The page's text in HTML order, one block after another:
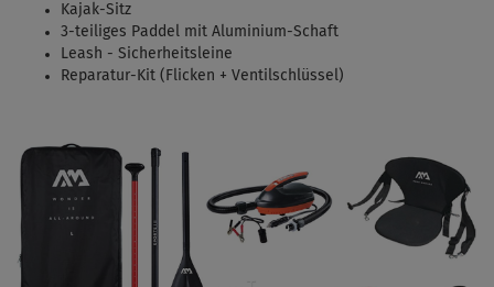
Kajak-Sitz
3-teiliges Paddel mit Aluminium-Schaft
Leash - Sicherheitsleine
Reparatur-Kit (Flicken + Ventilschlüssel)